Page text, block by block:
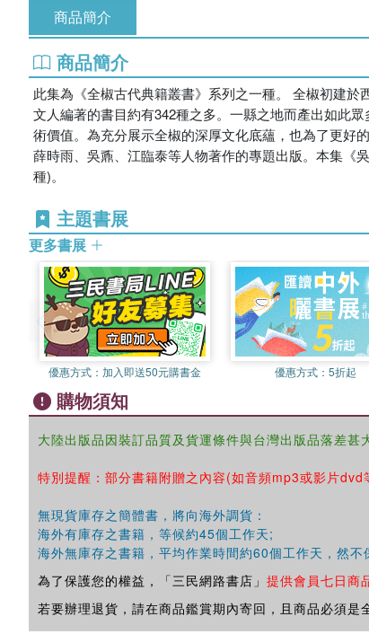
商品簡介
商品簡介
此集為《全椒古代典籍叢書》系列之一種。 全椒初建
文人編著的書目約有342種之多。一縣之地而產出如此
術價值。為充分展示全椒的深厚文化底蘊，也為了更好
薛時雨、吳鼒、江臨泰等人物著作的專題出版。本集《
種)。
主題書展
更多書展
優惠方式： 加入即送50元購書金 優惠方式：5折起
購物須知
大陸出版品因裝訂品質及貨運條件與台灣出版品落差甚
特別提醒：部分書籍附贈之內容(如音頻mp3或影片dvd
無現貨庫存之簡體書，將向海外調貨：
海外有庫存之書籍，等候約45個工作天;
海外無庫存之書籍，平均作業時間約60個工作天，然不
為了保護您的權益，「三民網路書店」 提供會員七日商
若要辦理退貨，請在商品鑑賞期內寄回，且商品必須是